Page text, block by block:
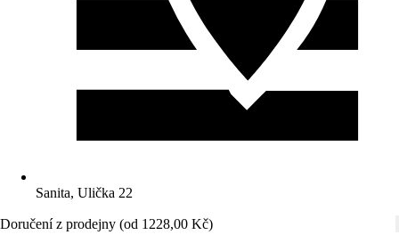
Sanita, Ulička 22
Doručení z prodejny (od 1228,00 Kč)